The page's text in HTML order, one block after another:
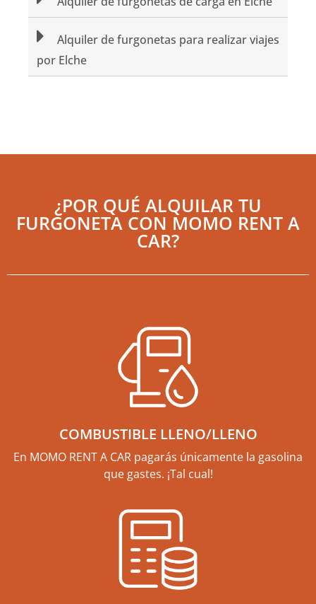
Alquiler de furgonetas para realizar viajes
por Elche
¿POR QUÉ ALQUILAR TU
FURGONETA CON MOMO RENT A
CAR?
COMBUSTIBLE LLENO/LLENO
En MOMO RENT A CAR pagarás únicamente la gasolina
que gastes. ¡Tal cual!